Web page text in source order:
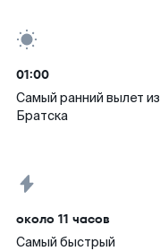
01:00
Самый ранний вылет из
Братска
около 11 часов
Самый быстрый